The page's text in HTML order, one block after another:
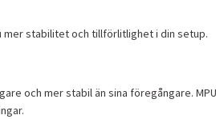
mer stabilitet och tillförlitlighet i din setup.
och mer stabil än sina föregångare.